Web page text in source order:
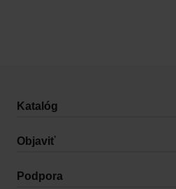
Katalóg
Objaviť
Podpora